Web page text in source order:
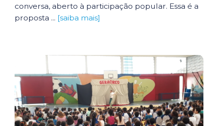
conversa, aberto à participação popular. Essa é a
proposta ... [saiba mais]